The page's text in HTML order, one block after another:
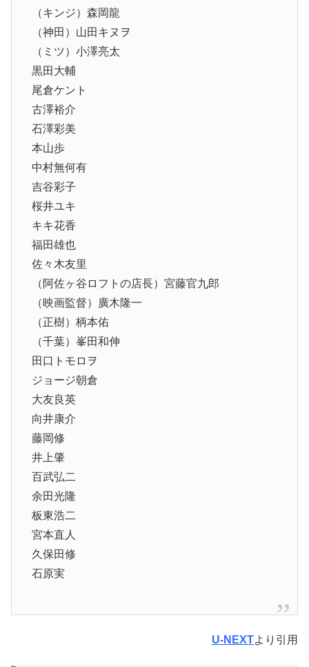
（キンジ）森岡龍
（神田）山田キヌヲ
（ミツ）小澤亮太
黒田大輔
尾倉ケント
古澤裕介
石澤彩美
本山歩
中村無何有
吉谷彩子
桜井ユキ
キキ花香
福田雄也
佐々木友里
（阿佐ヶ谷ロフトの店長）宮藤官九郎
（映画監督）廣木隆一
（正樹）柄本佑
（千葉）峯田和伸
田口トモロヲ
ジョージ朝倉
大友良英
向井康介
藤岡修
井上肇
百武弘二
余田光隆
板東浩二
宮本直人
久保田修
石原実
U-NEXTより引用